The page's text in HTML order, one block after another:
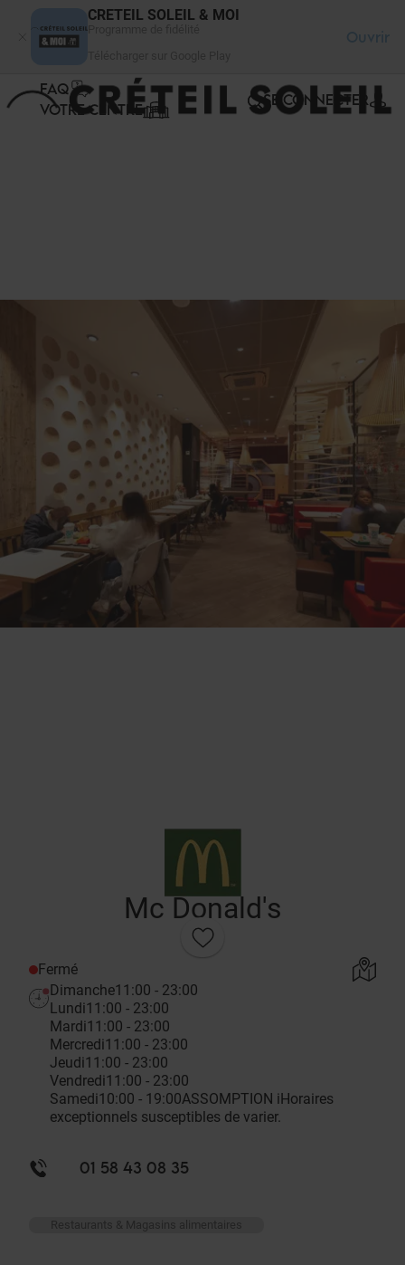
CRETEIL SOLEIL & MOI
Ouvrir
FAQ
VOTRE CENTRE
SE CONNECTER
Mc Donald's
Fermé
Dimanche11:00 - 23:00
Lundi11:00 - 23:00
Mardi11:00 - 23:00
Mercredi11:00 - 23:00
Jeudi11:00 - 23:00
Vendredi11:00 - 23:00
Samedi10:00 - 19:00ASSOMPTION i Horaires
exceptionnels susceptibles de varier.
01 58 43 08 35
Restaurants & Magasins alimentaires
Panneau de gestion des cookies